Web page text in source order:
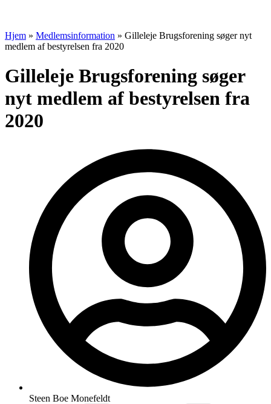
Hjem » Medlemsinformation » Gilleleje Brugsforening søger nyt
medlem af bestyrelsen fra 2020
Gilleleje Brugsforening søger
nyt medlem af bestyrelsen fra
2020
Steen Boe Monefeldt